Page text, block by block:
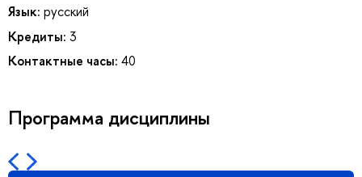
Язык: русский
Кредиты: 3
Контактные часы: 40
Программа дисциплины